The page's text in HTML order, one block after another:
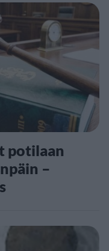
potilaan
–